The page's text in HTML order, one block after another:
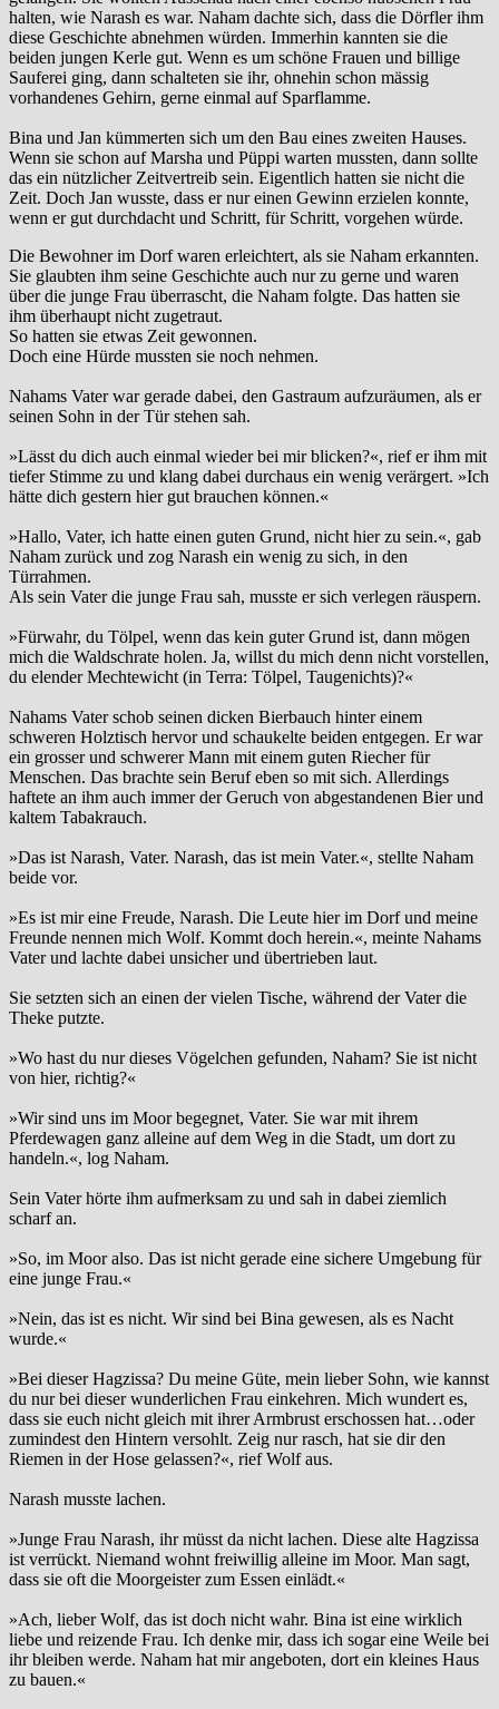
halten, wie Narash es war. Naham dachte sich, dass die Dörfler ihm
diese Geschichte abnehmen würden. Immerhin kannten sie die
beiden jungen Kerle gut. Wenn es um schöne Frauen und billige
Sauferei ging, dann schalteten sie ihr, ohnehin schon mässig
vorhandenes Gehirn, gerne einmal auf Sparflamme.
Bina und Jan kümmerten sich um den Bau eines zweiten Hauses.
Wenn sie schon auf Marsha und Püppi warten mussten, dann sollte
das ein nützlicher Zeitvertreib sein. Eigentlich hatten sie nicht die
Zeit. Doch Jan wusste, dass er nur einen Gewinn erzielen konnte,
wenn er gut durchdacht und Schritt, für Schritt, vorgehen würde.
Die Bewohner im Dorf waren erleichtert, als sie Naham erkannten.
Sie glaubten ihm seine Geschichte auch nur zu gerne und waren
über die junge Frau überrascht, die Naham folgte. Das hatten sie
ihm überhaupt nicht zugetraut.
So hatten sie etwas Zeit gewonnen.
Doch eine Hürde mussten sie noch nehmen.
Nahams Vater war gerade dabei, den Gastraum aufzuräumen, als er
seinen Sohn in der Tür stehen sah.
»Lässt du dich auch einmal wieder bei mir blicken?«, rief er ihm mit
tiefer Stimme zu und klang dabei durchaus ein wenig verärgert. »Ich
hätte dich gestern hier gut brauchen können.«
»Hallo, Vater, ich hatte einen guten Grund, nicht hier zu sein.«, gab
Naham zurück und zog Narash ein wenig zu sich, in den
Türrahmen.
Als sein Vater die junge Frau sah, musste er sich verlegen räuspern.
»Fürwahr, du Tölpel, wenn das kein guter Grund ist, dann mögen
mich die Waldschrate holen. Ja, willst du mich denn nicht vorstellen,
du elender Mechtewicht (in Terra: Tölpel, Taugenichts)?«
Nahams Vater schob seinen dicken Bierbauch hinter einem
schweren Holztisch hervor und schaukelte beiden entgegen. Er war
ein grosser und schwerer Mann mit einem guten Riecher für
Menschen. Das brachte sein Beruf eben so mit sich. Allerdings
haftete an ihm auch immer der Geruch von abgestandenen Bier und
kaltem Tabakrauch.
»Das ist Narash, Vater. Narash, das ist mein Vater.«, stellte Naham
beide vor.
»Es ist mir eine Freude, Narash. Die Leute hier im Dorf und meine
Freunde nennen mich Wolf. Kommt doch herein.«, meinte Nahams
Vater und lachte dabei unsicher und übertrieben laut.
Sie setzten sich an einen der vielen Tische, während der Vater die
Theke putzte.
»Wo hast du nur dieses Vögelchen gefunden, Naham? Sie ist nicht
von hier, richtig?«
»Wir sind uns im Moor begegnet, Vater. Sie war mit ihrem
Pferdewagen ganz alleine auf dem Weg in die Stadt, um dort zu
handeln.«, log Naham.
Sein Vater hörte ihm aufmerksam zu und sah in dabei ziemlich
scharf an.
»So, im Moor also. Das ist nicht gerade eine sichere Umgebung für
eine junge Frau.«
»Nein, das ist es nicht. Wir sind bei Bina gewesen, als es Nacht
wurde.«
»Bei dieser Hagzissa? Du meine Güte, mein lieber Sohn, wie kannst
du nur bei dieser wunderlichen Frau einkehren. Mich wundert es,
dass sie euch nicht gleich mit ihrer Armbrust erschossen hat…oder
zumindest den Hintern versohlt. Zeig nur rasch, hat sie dir den
Riemen in der Hose gelassen?«, rief Wolf aus.
Narash musste lachen.
»Junge Frau Narash, ihr müsst da nicht lachen. Diese alte Hagzissa
ist verrückt. Niemand wohnt freiwillig alleine im Moor. Man sagt,
dass sie oft die Moorgeister zum Essen einlädt.«
»Ach, lieber Wolf, das ist doch nicht wahr. Bina ist eine wirklich
liebe und reizende Frau. Ich denke mir, dass ich sogar eine Weile bei
ihr bleiben werde. Naham hat mir angeboten, dort ein kleines Haus
zu bauen.«